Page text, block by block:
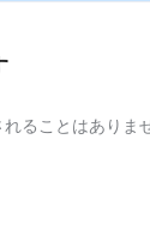
ることはありま